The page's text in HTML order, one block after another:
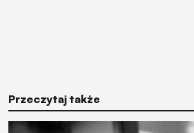
Przeczytaj także